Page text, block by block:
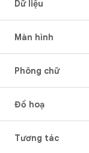
Dữ liệu
Màn hình
Phông chữ
Đồ hoạ
Tương tác